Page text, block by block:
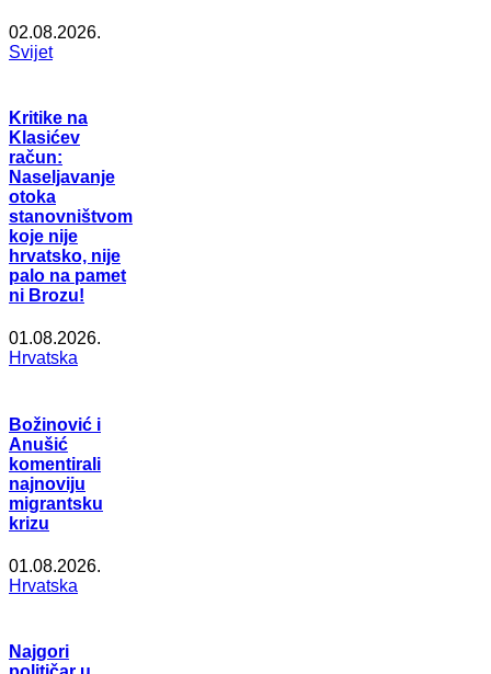
02.08.2026.
Svijet
Kritike na
Klasićev
račun:
Naseljavanje
otoka
stanovništvom
koje nije
hrvatsko, nije
palo na pamet
ni Brozu!
01.08.2026.
Hrvatska
Božinović i
Anušić
komentirali
najnoviju
migrantsku
krizu
01.08.2026.
Hrvatska
Najgori